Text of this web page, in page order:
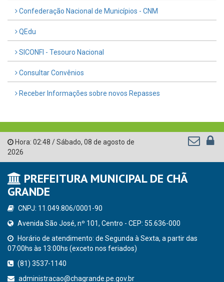
Confederação Nacional de Municípios - CNM
QEdu
SICONFI - Tesouro Nacional
Consultar Convênios
Receber Informações sobre novos Repasses
Hora: 02:48 /Sábado, 08 de agosto de
2026
PREFEITURA MUNICIPAL DE CHÃ
GRANDE
CNPJ: 11.049.806/0001-90
Avenida São José, nº 101, Centro - CEP: 55.636-000
Horário de atendimento: de Segunda à Sexta, a partir das
07:00hs às 13:00hs (exceto nos feriados)
(81) 3537-1140
administracao@chagrande.pe.gov.br